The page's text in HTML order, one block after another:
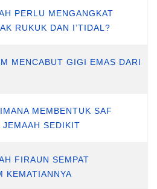
PERLU MENGANGKAT
RUKUK DAN I’TIDAL?
MENCABUT GIGI EMAS DARI
MEMBENTUK SAF
SEDIKIT
FIRAUN SEMPAT
KEMATIANNYA